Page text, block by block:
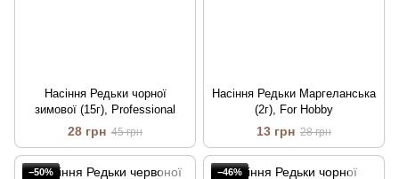
Насіння Редьки чорної
зимової (15г), Professional
28 грн 45 грн
Насіння Редьки Маргеланська
(2г), For Hobby
13 грн 28 грн
−50% −46%